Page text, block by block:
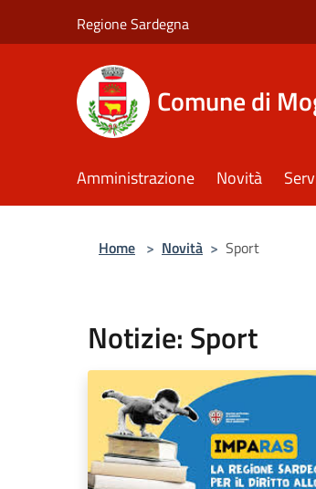
Regione Sardegna
Comune di
Amministrazione Novità
Home > Novità > Sport
Notizie: Sport